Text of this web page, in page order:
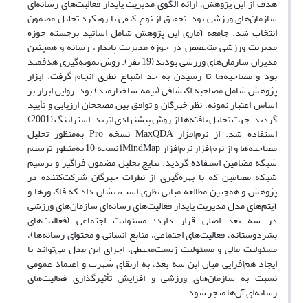
هدف از این پژوهش، ارائه الگوی مدیریت پایدار فعالیت‌های رسانه‌ای
سازمان‌های ورزشی بود. تحقیق از نوع کیفی با رویکرد تحلیل مضمون
انتخاب شد. جامعه آماری این پژوهش شامل اساتید برجسته حوزه
مدیریت ورزشی متخصص در حوزه مدیریت پایدار، رسانه و همچنین
مدیران سازمان‌های ورزشی بودند (19 نفر). روش نمونه‌گیری هدفمند
بود و مصاحبه‌ها تا رسیدن به حد اشباع نظری انجام گرفت. ابزار
پژوهش شامل مصاحبه اکتشافی (نیمه ساختارمند) بود. روایی ابزار بر
اساس اعتبار نمونه، نظر خبرگان و توافق بین مصححان ارزیابی و تأیید
گردید. جهت تحلیل یافته‌ها از روش پیشنهادی اترید-استرلینگ (2001)
استفاده شد. از نرم‌افزار MaxQDA نسخه Pro به‌منظور تحلیل
مصاحبه‌ها و از نرم‌افزار نرم‌افزار iMindMap نسخه 10 به‌منظور ترسیم
شبکه مضامین استفاده گردید. نتایج تحلیل مضمون فراگیر و ترسیم
شبکه مضامین که با بهره‌گیری از نظرات خبرگان شرکت‌کننده در
پژوهش و همچنین مطالعه مبانی نظری است، نشان داد که فاکتورها و
آیتم‌های مدل مدیریت پایدار فعالیت‌های رسانه‌ای سازمان‌های ورزشی
در سه بعد اصلی قرار دارد: مسئولیت اجتماعی (فعالیت‌های
بشردوستانه، فعالیت‌های اجتماعی، منابع انسانی و محتوای رسانه‌ها)،
مسئولیت مالی و مسئولیت زیست‌محیطی. اجرای این مدل می‌تواند با
ایجاد هم‌افزایی میان این سه بعد، به ارتقای شهرت و اعتماد عمومی
نسبت به سازمان‌های ورزشی و افزایش تأثیرگذاری فعالیت‌های
رسانه‌ای آن‌ها منجر شود.